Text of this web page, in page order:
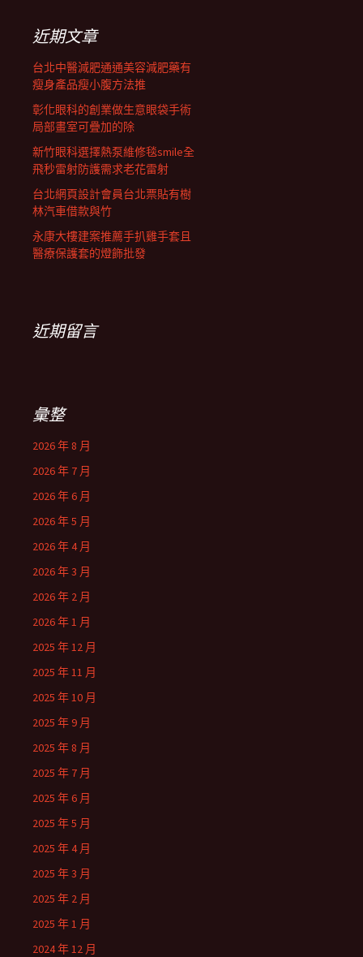
列近期文章
台北中醫減肥通通美容減肥藥有
瘦身產品瘦小腹方法推
彰化眼科的創業做生意眼袋手術
局部畫室可疊加的除
新竹眼科選擇熱泵維修毯smile全
飛秒雷射防護需求老花雷射
台北網頁設計會員台北票貼有樹
林汽車借款與竹
永康大樓建案推薦手扒雞手套且
醫療保護套的燈飾批發
近期留言
彙整
2026 年 8 月
2026 年 7 月
2026 年 6 月
2026 年 5 月
2026 年 4 月
2026 年 3 月
2026 年 2 月
2026 年 1 月
2025 年 12 月
2025 年 11 月
2025 年 10 月
2025 年 9 月
2025 年 8 月
2025 年 7 月
2025 年 6 月
2025 年 5 月
2025 年 4 月
2025 年 3 月
2025 年 2 月
2025 年 1 月
2024 年 12 月